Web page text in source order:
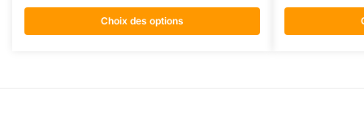
était :
actuel
est :
Choix des options
a
plusieurs
était :
a
plusieurs